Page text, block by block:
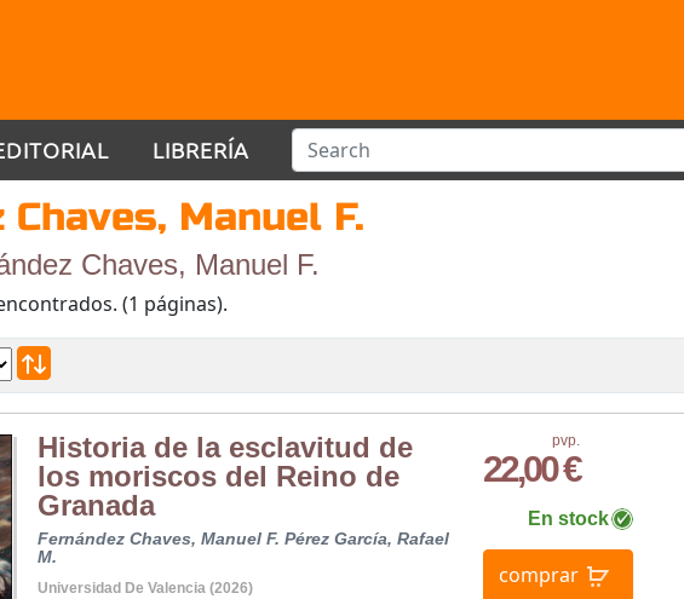
LIBRERÍA
Chaves, Manuel F.
Chaves, Manuel F.
(1 páginas).
Historia de la esclavitud de
los moriscos del Reino de
Granada
Fernández Chaves, Manuel F. Pérez García, Rafael
M.
Universidad De Valencia (2026)
pvp.
22,00 €
En stock
comprar